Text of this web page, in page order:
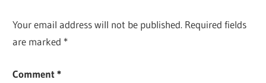
Your email address will not be published. Required fields
are marked *
Comment*